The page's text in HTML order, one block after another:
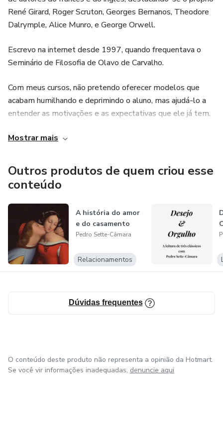
A nossa discussão, é claro, foi pautada pela teoria
mimética de René Girard.
René Girard, Roger Scruton, Georges Bernanos, Theodore
Dalrymple, Alice Munro, e George Orwell.
Escrevo na internet desde 1997, quando frequentava o
Seminário de Filosofia de Olavo de Carvalho.
Com meus cursos, não pretendo oferecer modelos que
acabam humilhando e deprimindo o aluno, mas ajudá-lo a
entender as motivações e as expectativas que ele já tem.
que as pessoas entendam quem elas já são, as coisas
apresentar. O marketing me diz que eu deveria dizer que
resolvo problemas. Porém, o que os alunos costumam
dizer depois das aulas é «minha cabeça está fervendo».
Mostrar mais
Outros produtos de quem criou esse
conteúdo
A história do amor
e do casamento
Pedro Sette-Câmara
Relacionamentos
Dúvidas frequentes
O conteúdo deste produto não representa a opinião da Hotmart.
Se você vir informações inadequadas, denuncie aqui